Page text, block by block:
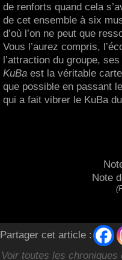
de renforts quand cela
de cet ensemble à six
d’où l’on ne peut que
Vous l’aurez compris,
l’attraction du groupe,
KuBa est la véritable
que possible en passant
qui a fait vibrer le KuBa
Note
Partager cet article :
Voir toutes les chroniques